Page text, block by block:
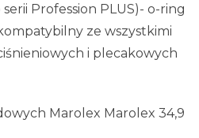
Profession PLUS)- o-ring
ze wszystkimi
i plecakowych
Marolex Marolex 34,9